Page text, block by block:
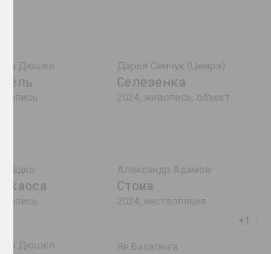
Дюшко Дарья Семчук (Цемра)
Селезенка
2024, живопись, объект
Шадко
хаоса
Александр Адамов
Стома
2024, инсталляция
Дюшко Ян Басалыга